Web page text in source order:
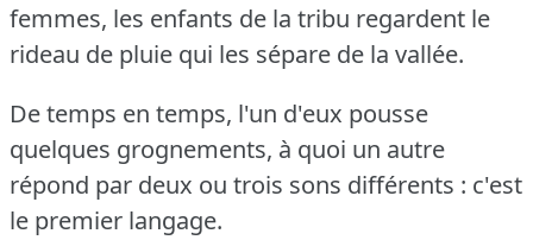
femmes, les enfants de la tribu regardent le
rideau de pluie qui les sépare de la vallée.
De temps en temps, l'un d'eux pousse
quelques grognements, à quoi un autre
répond par deux ou trois sons différents : c'est
le premier langage.